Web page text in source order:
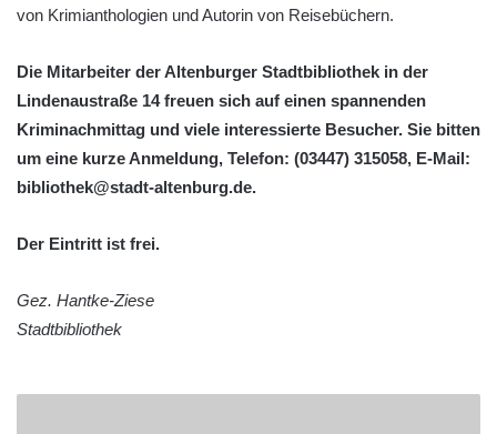
von Krimianthologien und Autorin von Reisebüchern.
Die Mitarbeiter der Altenburger Stadtbibliothek in der
Lindenaustraße 14 freuen sich auf einen spannenden
Kriminachmittag und viele interessierte Besucher. Sie bitten
um eine kurze Anmeldung, Telefon: (03447) 315058, E-Mail:
bibliothek@stadt-altenburg.de.
Der Eintritt ist frei.
Gez. Hantke-Ziese
Stadtbibliothek